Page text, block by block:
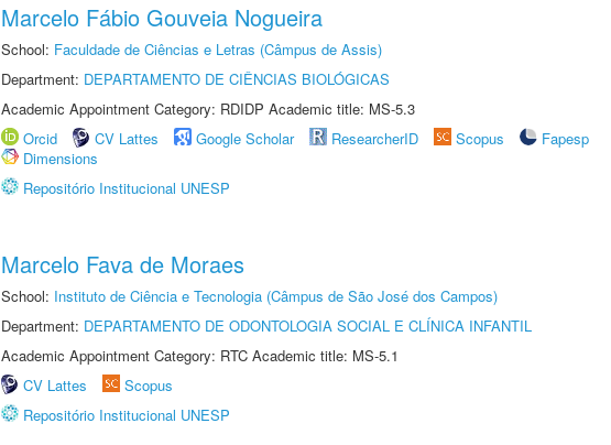
Marcelo Fábio Gouveia Nogueira
School: Faculdade de Ciências e Letras (Câmpus de Assis)
Department: DEPARTAMENTO DE CIÊNCIAS BIOLÓGICAS
Academic Appointment Category: RDIDP Academic title: MS-5.3
Orcid
CV Lattes Google Scholar ResearcherID Scopus
Fapesp
Dimensions
Repositório Institucional UNESP
Marcelo Fava de Moraes
School: Instituto de Ciência e Tecnologia (Câmpus de São José dos Campos)
Department: DEPARTAMENTO DE ODONTOLOGIA SOCIAL E CLÍNICA INFANTIL
Academic Appointment Category: RTC Academic title: MS-5.1
CV Lattes
Scopus
Repositório Institucional UNESP